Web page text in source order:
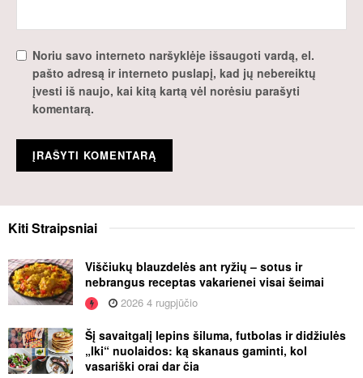
Noriu savo interneto naršyklėje išsaugoti vardą, el.
pašto adresą ir interneto puslapį, kad jų nebereiktų
įvesti iš naujo, kai kitą kartą vėl norėsiu parašyti
komentarą.
KitiStraipsniai
Viščiukų blauzdelės ant ryžių – sotus ir
nebrangus receptas vakarienei visai šeimai
2026 4 rugpjūčio
Šį savaitgalį lepins šiluma, futbolas ir didžiulės
„Iki“ nuolaidos: ką skanaus gaminti, kol
vasariški orai dar čia